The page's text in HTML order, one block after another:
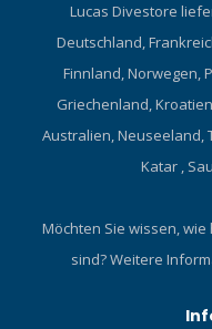
Lucas Divestore
Deutschland,
Finnland, Norwegen,
Griechenland,
Australien, Neuseeland,
Katar ,
Möchten Sie wissen,
sind?Weitere